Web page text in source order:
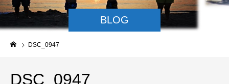
BLOG
DSC_0947
DSC_0947